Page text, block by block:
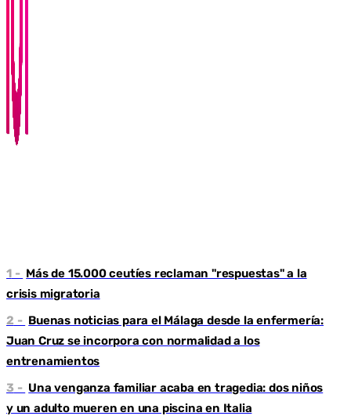
Más de 15.000 ceutíes reclaman "respuestas" a la
crisis migratoria
Buenas noticias para el Málaga desde la enfermería:
Juan Cruz se incorpora con normalidad a los
entrenamientos
Una venganza familiar acaba en tragedia: dos niños
y un adulto mueren en una piscina en Italia